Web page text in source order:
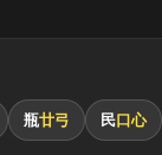
瓶廿弓 民口心